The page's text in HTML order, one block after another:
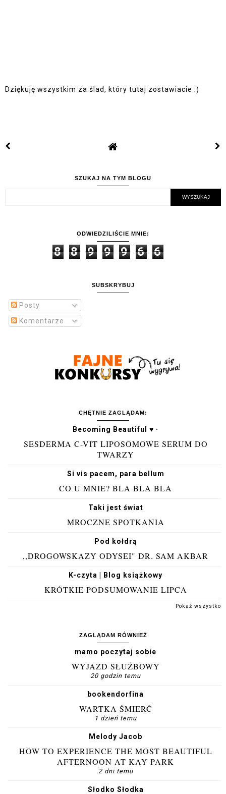
Dziękuję wszystkim za ślad, który tutaj zostawiacie :)
SZUKAJ NA TYM BLOGU
ODWIEDZILIŚCIE MNIE:
8 8 9 9 9 6 6
SUBSKRYBUJ
Posty
Komentarze
CHĘTNIE ZAGLĄDAM:
Becoming Beautiful ♥ ·
SESDERMA C-VIT LIPOSOMOWE SERUM DO
TWARZY
Si vis pacem, para bellum
CO U MNIE? BLA BLA BLA
Taki jest świat
MROCZNE SPOTKANIA
Pod kołdrą
,,DROGOWSKAZY ODYSEI" DR. SAM AKBAR
K-czyta | Blog książkowy
KRÓTKIE PODSUMOWANIE LIPCA
Pokaż wszystko
ZAGLĄDAM RÓWNIEŻ
mamo poczytaj sobie
WYJAZD SŁUŻBOWY
20 godzin temu
bookendorfina
WARTKA ŚMIERĆ
1 dzień temu
Melody Jacob
HOW TO EXPERIENCE THE MOST BEAUTIFUL
AFTERNOON AT KAY PARK
2 dni temu
Słodko Słodka